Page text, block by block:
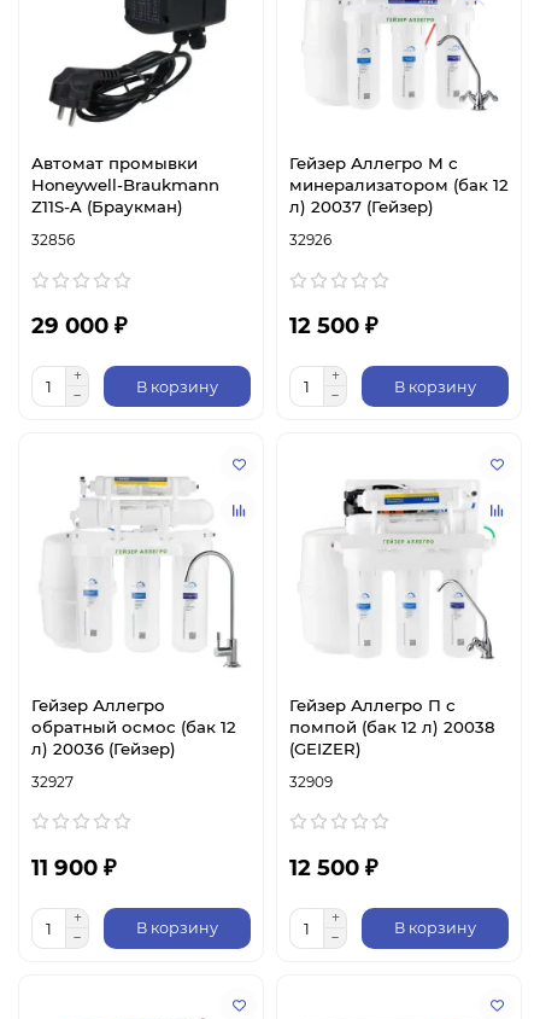
Автомат промывки
Honeywell-Braukmann
Z11S-A (Браукман)
32856
29 000 ₽
В корзину
Гейзер Аллегро М с
минерализатором (бак 12
л) 20037 (Гейзер)
32926
12 500 ₽
В корзину
Гейзер Аллегро
обратный осмос (бак 12
л) 20036 (Гейзер)
32927
11 900 ₽
В корзину
Гейзер Аллегро П с
помпой (бак 12 л) 20038
(GEIZER)
32909
12 500 ₽
В корзину